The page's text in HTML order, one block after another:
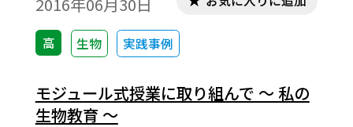
ることが窺い知れる。
高 生物 実践事例
モジュール式授業に取り組んで ～ 私の
生物教育 ～